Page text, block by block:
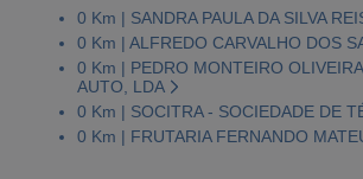
0 Km | SANDRA PAULA DA SILVA
0 Km | ALFREDO CARVALHO DOS
0 Km | PEDRO MONTEIRO
AUTO, LDA
0 Km | SOCITRA - SOCIEDADE DE
0 Km | FRUTARIA FERNANDO